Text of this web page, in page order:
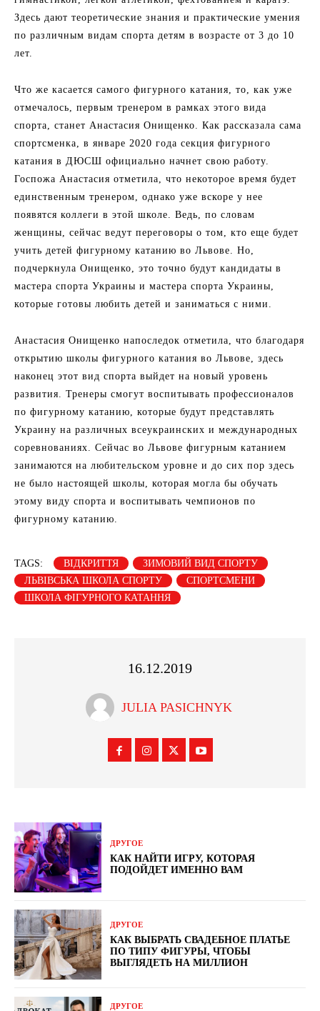
Здесь дают теоретические знания и практические умения
по различным видам спорта детям в возрасте от 3 до 10
лет.
Что же касается самого фигурного катания, то, как уже
отмечалось, первым тренером в рамках этого вида
спорта, станет Анастасия Онищенко. Как рассказала сама
спортсменка, в январе 2020 года секция фигурного
катания в ДЮСШ официально начнет свою работу.
Госпожа Анастасия отметила, что некоторое время будет
единственным тренером, однако уже вскоре у нее
появятся коллеги в этой школе. Ведь, по словам
женщины, сейчас ведут переговоры о том, кто еще будет
учить детей фигурному катанию во Львове. Но,
подчеркнула Онищенко, это точно будут кандидаты в
мастера спорта Украины и мастера спорта Украины,
которые готовы любить детей и заниматься с ними.
Анастасия Онищенко напоследок отметила, что благодаря
открытию школы фигурного катания во Львове, здесь
наконец этот вид спорта выйдет на новый уровень
развития. Тренеры смогут воспитывать профессионалов
по фигурному катанию, которые будут представлять
Украину на различных всеукраинских и международных
соревнованиях. Сейчас во Львове фигурным катанием
занимаются на любительском уровне и до сих пор здесь
не было настоящей школы, которая могла бы обучать
этому виду спорта и воспитывать чемпионов по
фигурному катанию.
TAGS: ВІДКРИТТЯ
ЗИМОВИЙ ВИД СПОРТУ
ЛЬВІВСЬКА ШКОЛА СПОРТУ
СПОРТСМЕНИ
ШКОЛА ФІГУРНОГО КАТАННЯ
16.12.2019
JULIA PASICHNYK
ДРУГОЕ
КАК НАЙТИ ИГРУ, КОТОРАЯ
ПОДОЙДЕТ ИМЕННО ВАМ
ДРУГОЕ
КАК ВЫБРАТЬ СВАДЕБНОЕ ПЛАТЬЕ
ПО ТИПУ ФИГУРЫ, ЧТОБЫ
ВЫГЛЯДЕТЬ НА МИЛЛИОН
ДРУГОЕ